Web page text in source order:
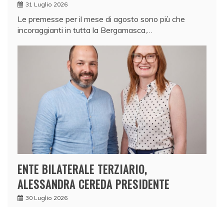
31 Luglio 2026
Le premesse per il mese di agosto sono più che
incoraggianti in tutta la Bergamasca,…
ENTE BILATERALE TERZIARIO,
ALESSANDRA CEREDA PRESIDENTE
30 Luglio 2026